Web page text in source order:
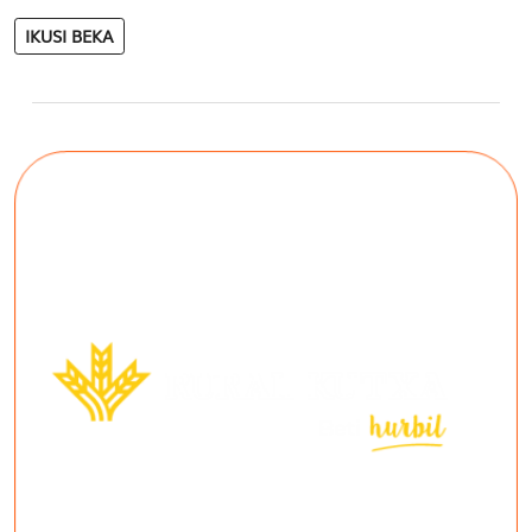
IKUSI BEKA